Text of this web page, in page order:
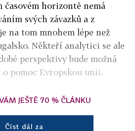
časovém horizontě nemá
svých závazků a z
na tom mnohem lépe než
Někteří analytici se ale
perspektivy bude možná
o pomoc Evropskou unii.
JEŠTĚ 70 % ČLÁNKU
Číst dál za